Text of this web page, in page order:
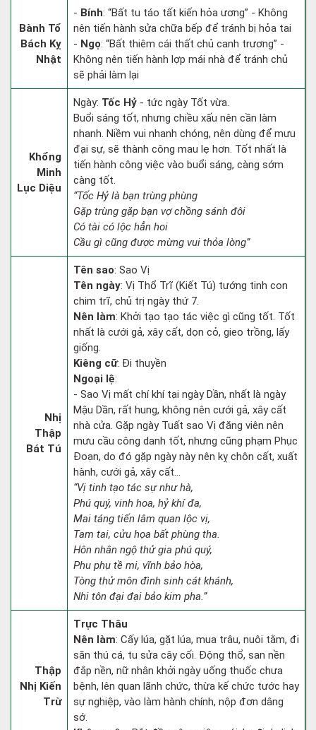
Bành Tổ
Bách Kỵ
Nhật
- Bính: “Bất tu táo tất kiến hỏa ương” - Không
nên tiến hành sửa chữa bếp để tránh bị hỏa tai
- Ngọ: “Bất thiêm cái thất chủ canh trương” -
Không nên tiến hành lợp mái nhà để tránh chủ
sẽ phải làm lại
Khổng
Minh
Lục Diệu
Ngày: Tốc Hỷ - tức ngày Tốt vừa.
Buổi sáng tốt, nhưng chiều xấu nên cần làm
nhanh. Niềm vui nhanh chóng, nên dùng để mưu
đại sự, sẽ thành công mau lẹ hơn. Tốt nhất là
tiến hành công việc vào buổi sáng, càng sớm
càng tốt.
“Tốc Hỷ là bạn trùng phùng
Gặp trùng gặp bạn vợ chồng sánh đôi
Có tài có lộc hẳn hoi
Cầu gì cũng được mừng vui thỏa lòng”
Nhị
Thập
Bát Tú
Tên sao: Sao Vị
Tên ngày: Vị Thổ Trĩ (Kiết Tú) tướng tinh con
chim trĩ, chủ trị ngày thứ 7.
Nên làm: Khởi tạo tạo tác việc gì cũng tốt. Tốt
nhất là cưới gả, xây cất, dọn cỏ, gieo trồng, lấy
giống.
Kiêng cữ: Đi thuyền
Ngoại lệ:
- Sao Vị mất chí khí tại ngày Dần, nhất là ngày
Mậu Dần, rất hung, không nên cưới gả, xây cất
nhà cửa. Gặp ngày Tuất sao Vị đăng viên nên
mưu cầu công danh tốt, nhưng cũng phạm Phục
Đoạn, do đó gặp ngày này nên kỵ chôn cất, xuất
hành, cưới gả, xây cất...
“Vị tinh tạo tác sự như hà,
Phú quý, vinh hoa, hỷ khí đa,
Mai táng tiến lâm quan lộc vị,
Tam tai, cửu họa bất phùng tha.
Hôn nhân ngộ thử gia phú quý,
Phu phụ tề mi, vĩnh bảo hòa,
Tòng thử môn đình sinh cát khánh,
Nhi tôn đại đại bảo kim pha.”
Thập
Nhị Kiến
Trừ
Trực Thâu
Nên làm: Cấy lúa, gặt lúa, mua trâu, nuôi tằm, đi
săn thú cá, tu sửa cây cối. Động thổ, san nền
đắp nền, nữ nhân khởi ngày uống thuốc chưa
bệnh, lên quan lãnh chức, thừa kế chức tước hay
sự nghiệp, vào làm hành chính, nộp đơn dâng
sớ.